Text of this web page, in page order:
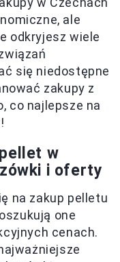
ale
odkryjesz wiele
się niedostępne
zakupy z
co najlepsze na
w
i oferty
na zakup pelletu
one
cenach.